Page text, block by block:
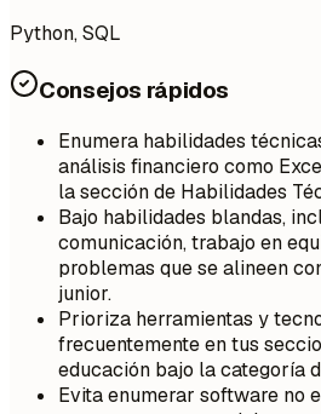
Python, SQL
Consejos rápidos
Enumera habilidades
análisis financiero como
la sección de Habilidades
Bajo habilidades blandas,
comunicación, trabajo en
problemas que se alineen
junior.
Prioriza herramientas y
frecuentemente en tus
educación bajo la categoría
Evita enumerar software no